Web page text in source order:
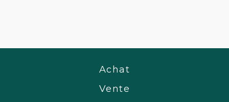
Achat
Vente